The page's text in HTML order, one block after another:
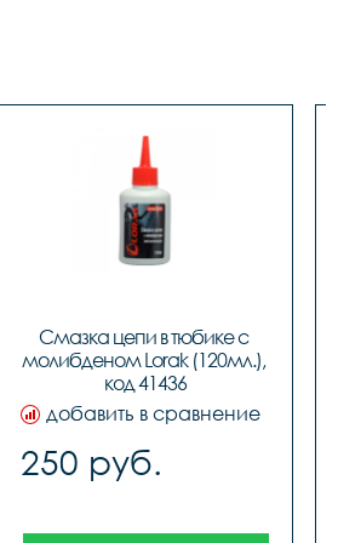
Смазка цепи в тюбике с
молибденом Lorak (120мл.),
код 41436
добавить в сравнение
250 руб.